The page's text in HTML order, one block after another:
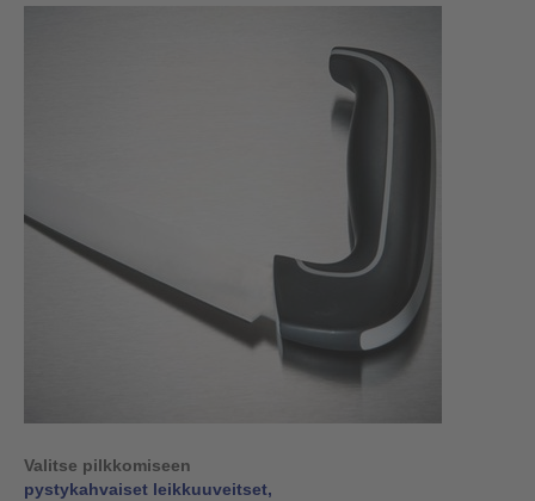
Valitse pilkkomiseen
pystykahvaiset leikkuuveitset,